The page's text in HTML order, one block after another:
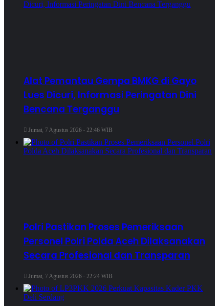
Alat Pemantau Gempa BMKG di Gayo
Lues Dicuri, Informasi Peringatan Dini
Bencana Terganggu
Jumat, 7 Agustus 2026 - 22:46 WIB
Polri Pastikan Proses Pemeriksaan
Personel Polri Polda Aceh Dilaksanakan
Secara Profesional dan Transparan
Jumat, 7 Agustus 2026 - 22:24 WIB